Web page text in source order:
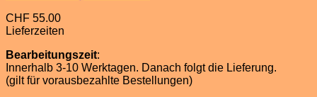
CHF 55.00
Lieferzeiten
Bearbeitungszeit:
Innerhalb 3-10 Werktagen. Danach folgt die Lieferung.
(gilt für vorausbezahlte Bestellungen)